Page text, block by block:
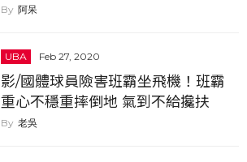
廷殘忍釘板...
阿呆
UBA Feb 27, 2020
影/國體球員險害班霸坐飛機！班霸
重心不穩重摔倒地 氣到不給攙扶
老吳